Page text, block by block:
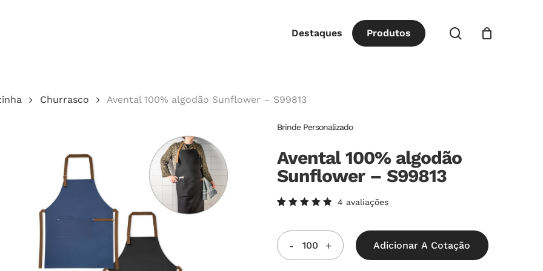
Destaques Produtos procurar
Churrasco Avental 100% algodão Sunflower – S99813
Brinde Personalizado
Avental 100% algodão
Sunflower – S99813
5.00de
5, com
baseado
em
4 avaliações
Adicionar A Cotação